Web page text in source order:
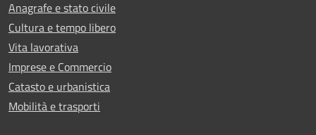
Anagrafe e stato civile
Cultura e tempo libero
Vita lavorativa
Imprese e Commercio
Catasto e urbanistica
Mobilità e trasporti